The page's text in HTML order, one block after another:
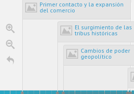
Primer contacto y la expansión
del comercio
El surgimiento de las
tribus históricas
Cambios de poder
geopolítico